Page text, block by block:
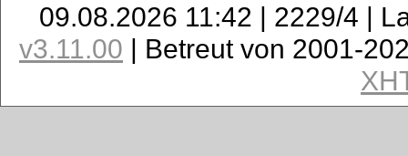
09.08.2026 11:42 | 2229/4 |
v3.11.00 | Betreut von 2001-